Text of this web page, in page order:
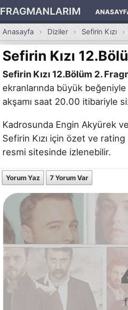
FRAGMANLARIM
Anasayfa Diziler Sefirin Kızı
Sefirin Kızı
Sefirin Kızı 12.Bölüm 2.
ekranlarında büyük
akşamı saat 20.00 itibariyle
Kadrosunda Engin Akyürek
Sefirin Kızı için özet ve
resmi sitesinde izlenebilir.
Yorum Yaz 7 Yorum Var